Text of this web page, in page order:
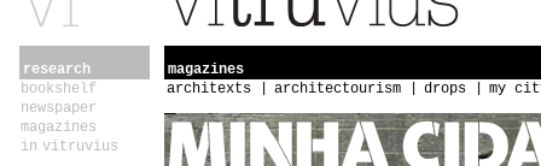
research
bookshelf
newspaper
magazines
in vitruvius
magazines
architexts
architectourism drops my